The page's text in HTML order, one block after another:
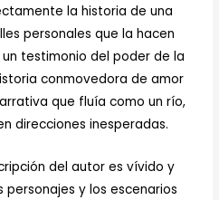
la historia de una
personales que la hacen
un testimonio del poder de la
conmovedora de amor
que fluía como un río,
direcciones inesperadas.
del autor es vívido y
y los escenarios